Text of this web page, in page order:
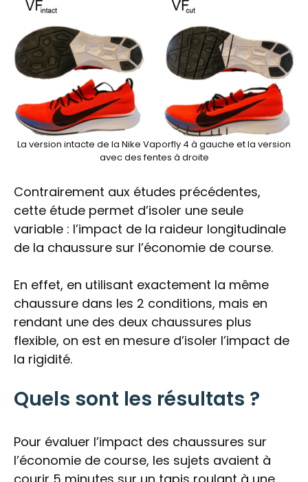
La version intacte de la Nike Vaporfly 4 à gauche et la version
avec des fentes à droite
Contrairement aux études précédentes,
cette étude permet d’isoler une seule
variable : l’impact de la raideur longitudinale
de la chaussure sur l’économie de course.
En effet, en utilisant exactement la même
chaussure dans les 2 conditions, mais en
rendant une des deux chaussures plus
flexible, on est en mesure d’isoler l’impact de
la rigidité.
Quels sont les résultats ?
Pour évaluer l’impact des chaussures sur
l’économie de course, les sujets avaient à